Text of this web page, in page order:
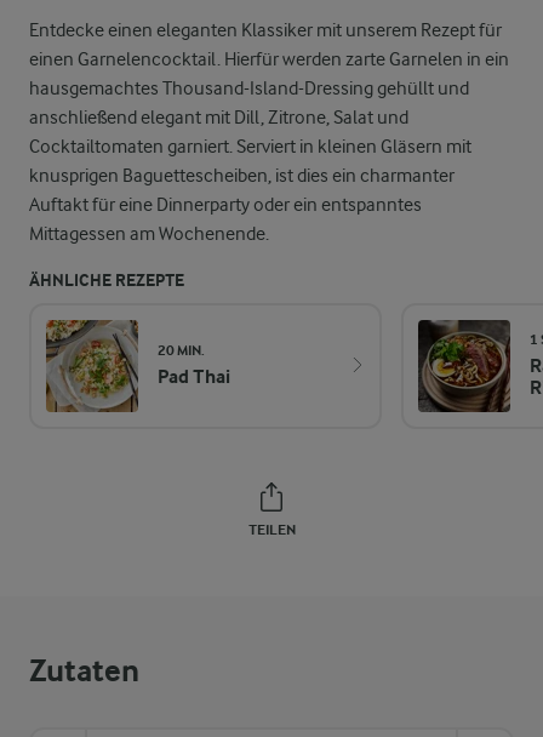
Entdecke einen eleganten Klassiker mit unserem Rezept für
einen Garnelencocktail. Hierfür werden zarte Garnelen in ein
hausgemachtes Thousand-Island-Dressing gehüllt und
anschließend elegant mit Dill, Zitrone, Salat und
Cocktailtomaten garniert. Serviert in kleinen Gläsern mit
knusprigen Baguettescheiben, ist dies ein charmanter
Auftakt für eine Dinnerparty oder ein entspanntes
Mittagessen am Wochenende.
ÄHNLICHE REZEPTE
20 MIN.
Pad Thai
1
TEILEN
Zutaten